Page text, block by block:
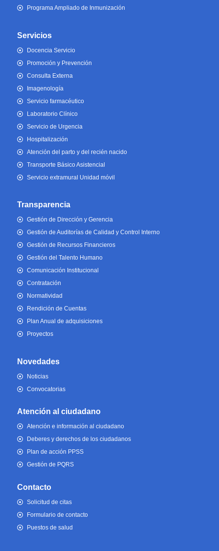
Programa Ampliado de Inmunización
Servicios
Docencia Servicio
Promoción y Prevención
Consulta Externa
Imagenología
Servicio farmacéutico
Laboratorio Clínico
Servicio de Urgencia
Hospitalización
Atención del parto y del recién nacido
Transporte Básico Asistencial
Servicio extramural Unidad móvil
Transparencia
Gestión de Dirección y Gerencia
Gestión de Auditorías de Calidad y Control Interno
Gestión de Recursos Financieros
Gestión del Talento Humano
Comunicación Institucional
Contratación
Normatividad
Rendición de Cuentas
Plan Anual de adquisiciones
Proyectos
Novedades
Noticias
Convocatorias
Atención al ciudadano
Atención e información al ciudadano
Deberes y derechos de los ciudadanos
Plan de acción PPSS
Gestión de PQRS
Contacto
Solicitud de citas
Formulario de contacto
Puestos de salud